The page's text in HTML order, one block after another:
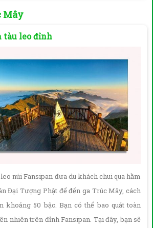
Mây
tàu leo đỉnh
núi Fansipan đưa du khách chui qua hầm
Đại Tượng Phật để đến ga Trúc Mây, cách
khoảng 50 bậc. Bạn có thể bao quát toàn
nhiên trên đỉnh Fansipan. Tại đây, bạn sẽ